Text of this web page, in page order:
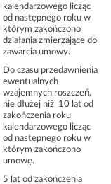
kalendarzowego licząc
od następnego roku w
którym zakończono
działania zmierzające do
zawarcia umowy.
Do czasu przedawnienia
ewentualnych
wzajemnych roszczeń,
nie dłużej niż 10 lat od
zakończenia roku
kalendarzowego licząc
od następnego roku w
którym zakończono
umowę.
5 lat od zakończenia